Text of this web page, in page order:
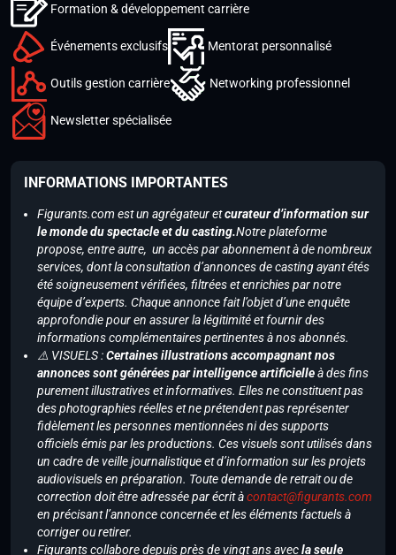
Formation & développement carrière
Événements exclusifs Mentorat personnalisé
Outils gestion carrière Networking professionnel
Newsletter spécialisée
INFORMATIONS IMPORTANTES
Figurants.com est un agrégateur etcurateur d’information sur
le monde du spectacle et du casting.Notre plateforme
propose, entre autre, un accès par abonnement à de nombreux
services, dont la consultation d’annonces de casting ayant étés
été soigneusement vérifiées, filtrées et enrichies par notre
équipe d’experts. Chaque annonce fait l’objet d’une enquête
approfondie pour en assurer la légitimité et fournir des
informations complémentaires pertinentes à nos abonnés.
⚠️ VISUELS :Certaines illustrations accompagnant nos
annonces sont générées par intelligence artificielleà des fins
purement illustratives et informatives. Elles ne constituent pas
des photographies réelles et ne prétendent pas représenter
fidèlement les personnes mentionnées ni des supports
officiels émis par les productions. Ces visuels sont utilisés dans
un cadre de veille journalistique et d’information sur les projets
audiovisuels en préparation. Toute demande de retrait ou de
correction doit être adressée par écrit àcontact@figurants.com
en précisant l’annonce concernée et les éléments factuels à
corriger ou retirer.
Figurants collabore depuis près de vingt ans avecla seule